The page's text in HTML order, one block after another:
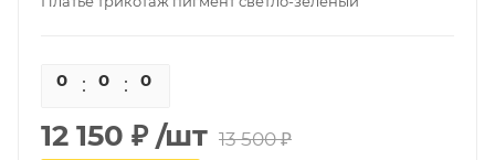
0 0 0
12 150 ₽ /шт 13 500 ₽